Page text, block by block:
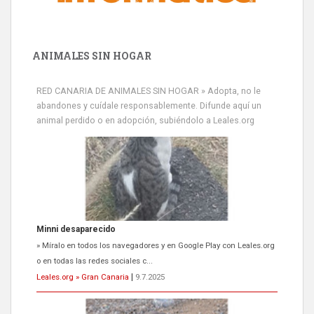
ANIMALES SIN HOGAR
RED CANARIA DE ANIMALES SIN HOGAR » Adopta, no le
abandones y cuídale responsablemente. Difunde aquí un
animal perdido o en adopción, subiéndolo a Leales.org
Siami Perdida
Se llama Siami,es hembra de 4 años,esterilizada con marca de
oreja,cariñosa,mimosa pero miedosa,e...
Leales.org » Gran Canaria
9.7.2025